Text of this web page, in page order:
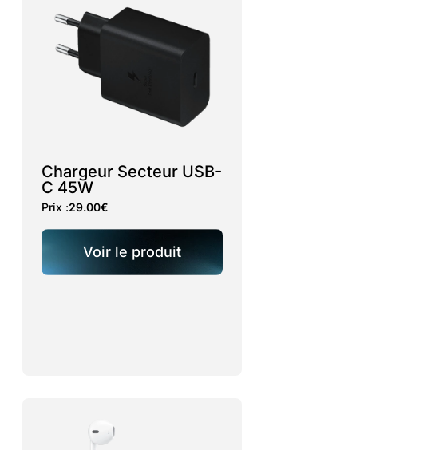
Chargeur Secteur USB-
C 45W
Prix :29.00€
Voir le produit